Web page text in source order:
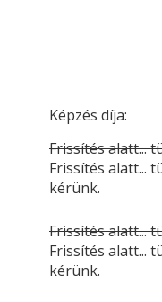
Képzés díja:
Frissítés alatt...
Frissítés alatt...
kérünk.
Frissítés alatt...
Frissítés alatt...
kérünk.